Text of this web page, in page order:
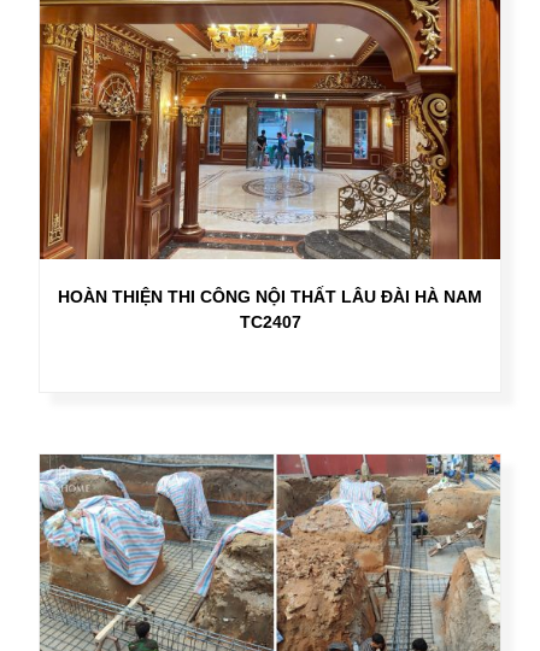
HOÀN THIỆN THI CÔNG NỘI THẤT LÂU ĐÀI HÀ NAM
TC2407